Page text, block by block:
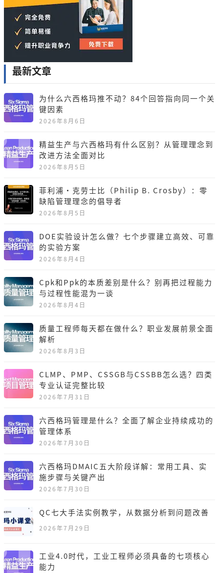
最新文章
为什么六西格玛推不动？84个回答指向同一个关
键因素
2026年8月6日
精益生产与六西格玛有什么区别？从管理理念到
改进方法全面对比
2026年8月5日
菲利浦·克劳士比（Philip B. Crosby）：零
缺陷管理理念的倡导者
2026年8月5日
DOE实验设计怎么做？七个步骤建立高效、可靠
的实验方案
2026年8月4日
Cpk和Ppk的本质差别是什么？别再把过程能力
与过程性能混为一谈
2026年8月4日
质量工程师每天都在做什么？职业发展前景全面
解析
2026年8月3日
CLMP、PMP、CSSGB与CSSBB怎么选？四类
专业认证完整比较
2026年7月31日
六西格玛管理是什么？全面了解企业持续成功的
管理体系
2026年7月30日
六西格玛DMAIC五大阶段详解：常用工具、实
施步骤与关键产出
2026年7月30日
QC七大手法实例教学，从数据分析到问题改善
2026年7月29日
工业4.0时代，工业工程师必须具备的七项核心
能力